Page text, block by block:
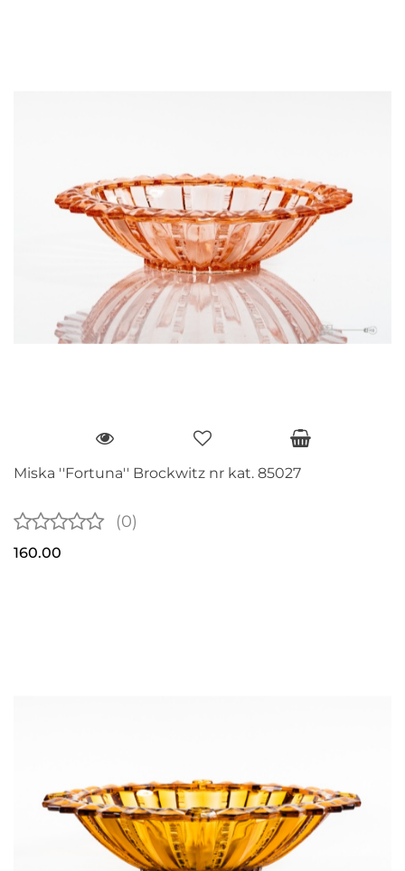
Miska ''Fortuna'' Brockwitz nr kat. 85027
(0)
160.00